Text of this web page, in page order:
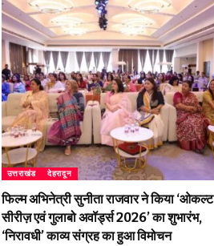
उत्तराखंड देहरादून
फिल्म अभिनेत्री सुनीता राजवार ने किया ‘ओकल्ट
सीरीज़ एवं गुलाबो अवॉर्ड्स 2026’ का शुभारंभ,
‘निरावधी’ काव्य संग्रह का हुआ विमोचन